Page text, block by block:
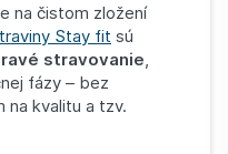
na čistom zložení
Stay fit sú
stravovanie,
fázy – bez
na kvalitu a tzv.